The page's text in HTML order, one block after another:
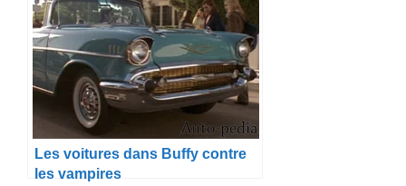
Les voitures dans Buffy contre
les vampires